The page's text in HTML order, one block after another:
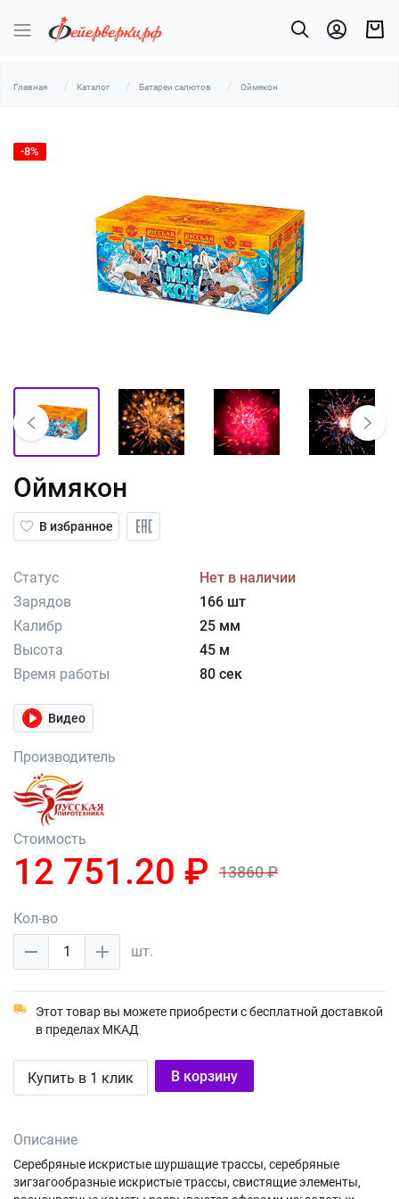
Главная Каталог Батареи салютов Оймякон
-8%
Оймякон
В избранное
Статус
Нет в наличии
Зарядов
166 шт
Калибр
25 мм
Высота
45 м
Время работы
80 сек
Видео
Производитель
Стоимость
12 751.20 ₽ 13860 ₽
Кол-во
1
шт.
Этот товар вы можете приобрести с бесплатной доставкой
в пределах МКАД
Купить в 1 клик В корзину
Описание
Серебряные искристые шуршащие трассы, серебряные
зигзагообразные искристые трассы, свистящие элементы,